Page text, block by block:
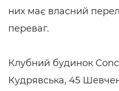
них має власний
переваг.
Клубний будинок
Кудрявська, 45